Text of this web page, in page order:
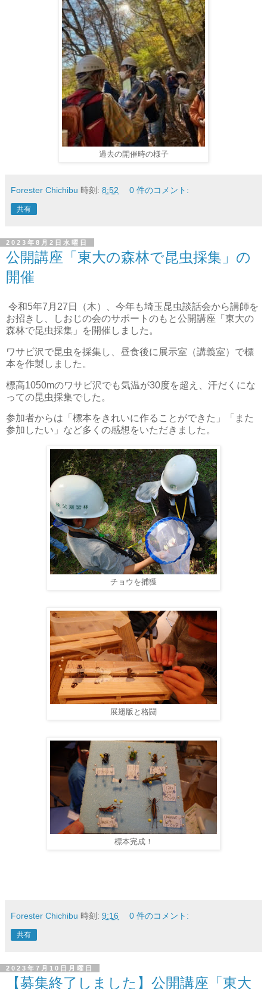
過去の開催時の様子
Forester Chichibu 時刻: 8:52 0 件のコメント:
共有
2023年8月2日水曜日
公開講座「東大の森林で昆虫採集」の
開催
令和5年7月27日（木）、今年も埼玉昆虫談話会から講師を
お招きし、しおじの会のサポートのもと公開講座「東大の
森林で昆虫採集」を開催しました。
ワサビ沢で昆虫を採集し、昼食後に展示室（講義室）で標
本を作製しました。
標高1050mのワサビ沢でも気温が30度を超え、汗だくにな
っての昆虫採集でした。
参加者からは「標本をきれいに作ることができた」「また
参加したい」など多くの感想をいただきました。
チョウを捕獲
展翅版と格闘
標本完成！
Forester Chichibu 時刻: 9:16 0 件のコメント:
共有
2023年7月10日月曜日
【募集終了しました】公開講座「東大